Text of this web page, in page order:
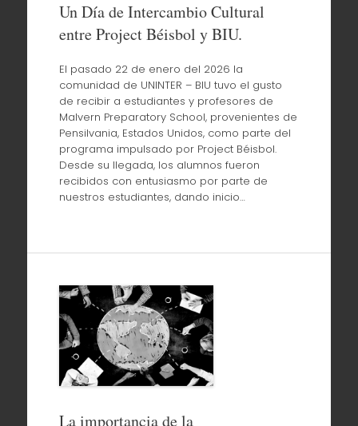
Un Día de Intercambio Cultural
entre Project Béisbol y BIU.
El pasado 22 de enero del 2026 la
comunidad de UNINTER – BIU tuvo el gusto
de recibir a estudiantes y profesores de
Malvern Preparatory School, provenientes de
Pensilvania, Estados Unidos, como parte del
programa impulsado por Project Béisbol.
Desde su llegada, los alumnos fueron
recibidos con entusiasmo por parte de
nuestros estudiantes, dando inicio…
La importancia de la